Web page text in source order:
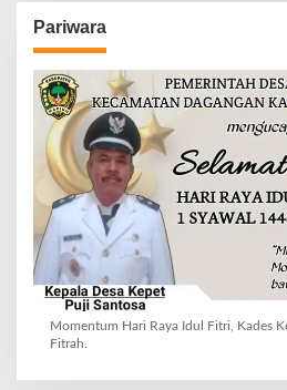
Pariwara
Momentum Hari Raya Idul Fitri, Kades
Fitrah.